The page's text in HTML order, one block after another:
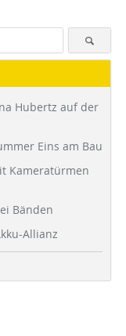
Hubertz auf der
Eins am Bau
Kameratürmen
Bänden
Allianz